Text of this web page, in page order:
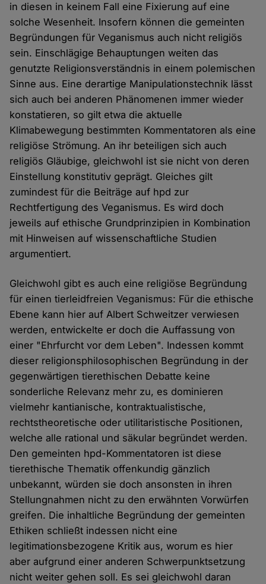
in diesen in keinem Fall eine Fixierung auf eine
solche Wesenheit. Insofern können die gemeinten
Begründungen für Veganismus auch nicht religiös
sein. Einschlägige Behauptungen weiten das
genutzte Religionsverständnis in einem polemischen
Sinne aus. Eine derartige Manipulationstechnik lässt
sich auch bei anderen Phänomenen immer wieder
konstatieren, so gilt etwa die aktuelle
Klimabewegung bestimmten Kommentatoren als eine
religiöse Strömung. An ihr beteiligen sich auch
religiös Gläubige, gleichwohl ist sie nicht von deren
Einstellung konstitutiv geprägt. Gleiches gilt
zumindest für die Beiträge auf hpd zur
Rechtfertigung des Veganismus. Es wird doch
jeweils auf ethische Grundprinzipien in Kombination
mit Hinweisen auf wissenschaftliche Studien
argumentiert.
Gleichwohl gibt es auch eine religiöse Begründung
für einen tierleidfreien Veganismus: Für die ethische
Ebene kann hier auf Albert Schweitzer verwiesen
werden, entwickelte er doch die Auffassung von
einer "Ehrfurcht vor dem Leben". Indessen kommt
dieser religionsphilosophischen Begründung in der
gegenwärtigen tierethischen Debatte keine
sonderliche Relevanz mehr zu, es dominieren
vielmehr kantianische, kontraktualistische,
rechtstheoretische oder utilitaristische Positionen,
welche alle rational und säkular begründet werden.
Den gemeinten hpd-Kommentatoren ist diese
tierethische Thematik offenkundig gänzlich
unbekannt, würden sie doch ansonsten in ihren
Stellungnahmen nicht zu den erwähnten Vorwürfen
greifen. Die inhaltliche Begründung der gemeinten
Ethiken schließt indessen nicht eine
legitimationsbezogene Kritik aus, worum es hier
aber aufgrund einer anderen Schwerpunktsetzung
nicht weiter gehen soll. Es sei gleichwohl daran